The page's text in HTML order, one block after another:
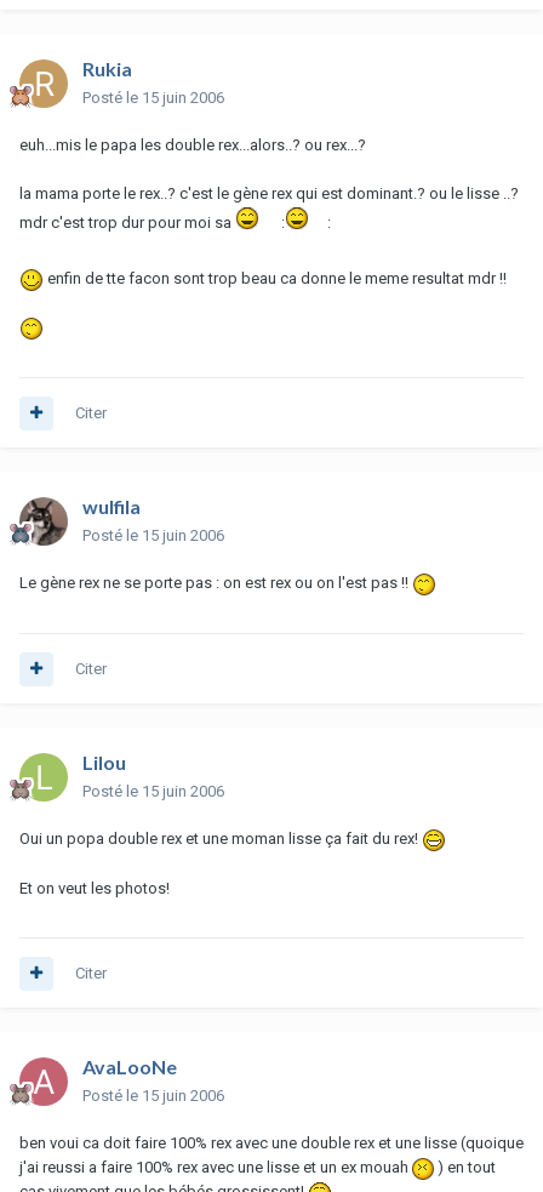
Rukia
Posté le 15 juin 2006
euh...mis le papa les double rex...alors..? ou rex...?
la mama porte le rex..? c'est le gène rex qui est dominant.? ou le lisse ..?
mdr c'est trop dur pour moi sa
: :
enfin de tte facon sont trop beau ca donne le meme resultat mdr !!
Citer
wulfila
Posté le 15 juin 2006
Le gène rex ne se porte pas : on est rex ou on l'est pas !!
Citer
Lilou
Posté le 15 juin 2006
Oui un popa double rex et une moman lisse ça fait du rex!
Et on veut les photos!
Citer
AvaLooNe
Posté le 15 juin 2006
ben voui ca doit faire 100% rex avec une double rex et une lisse (quoique
j'ai reussi a faire 100% rex avec une lisse et un ex mouah
) en tout